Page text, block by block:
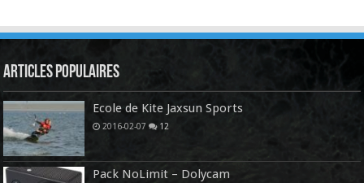
Articles Populaires
Ecole de Kite Jaxsun Sports
2016-02-07 12
Pack NoLimit – Dolycam